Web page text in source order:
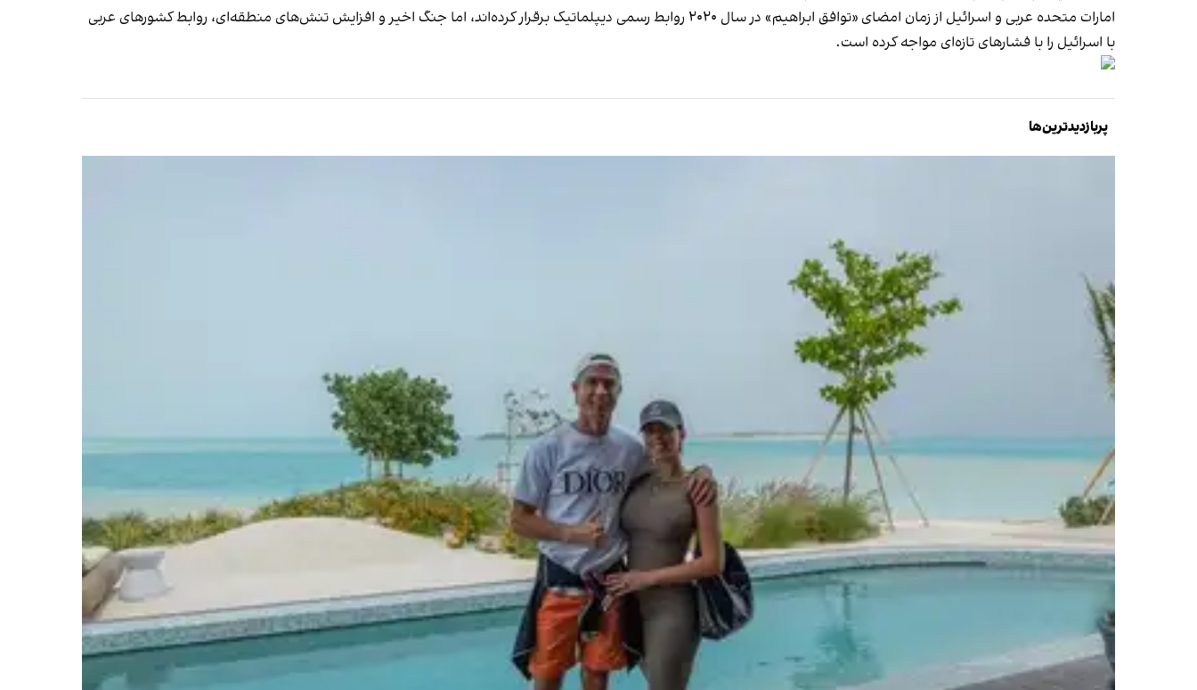
امارات متحده عربی و اسرائیل از زمان امضای «توافق ابراهیم» در سال ۲۰۲۰ روابط رسمی دیپلماتیک برقرار کرده‌اند، اما جنگ اخیر و افزایش تنش‌های منطقه‌ای، روابط کشورهای عربی
با اسرائیل را با فشارهای تازه‌ای مواجه کرده است.
پربازدیدترین‌ها